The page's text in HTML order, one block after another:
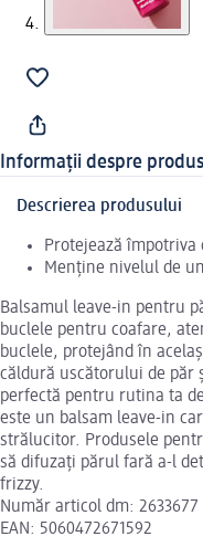
Informații despre produs
Descrierea produsului
Protejează împotriva
Menține nivelul de
Balsamul leave-in pentru
buclele pentru coafare,
buclele, protejând în
căldură uscătorului de păr
perfectă pentru rutina ta
este un balsam leave-in
strălucitor. Produsele
să difuzați părul fară a-l
frizzy.
Număr articol dm: 2633677
EAN: 5060472671592